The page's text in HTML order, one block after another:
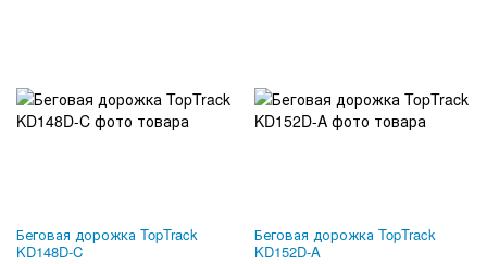
Беговая дорожка TopTrack
KD148D-C
Беговая дорожка TopTrack
KD152D-A